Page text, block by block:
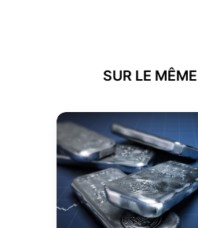
SUR LE